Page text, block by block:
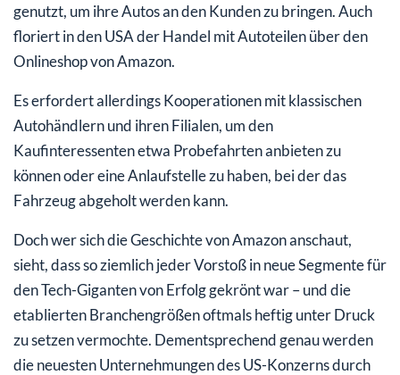
genutzt, um ihre Autos an den Kunden zu bringen. Auch
floriert in den USA der Handel mit Autoteilen über den
Onlineshop von Amazon.
Es erfordert allerdings Kooperationen mit klassischen
Autohändlern und ihren Filialen, um den
Kaufinteressenten etwa Probefahrten anbieten zu
können oder eine Anlaufstelle zu haben, bei der das
Fahrzeug abgeholt werden kann.
Doch wer sich die Geschichte von Amazon anschaut,
sieht, dass so ziemlich jeder Vorstoß in neue Segmente für
den Tech-Giganten von Erfolg gekrönt war – und die
etablierten Branchengrößen oftmals heftig unter Druck
zu setzen vermochte. Dementsprechend genau werden
die neuesten Unternehmungen des US-Konzerns durch